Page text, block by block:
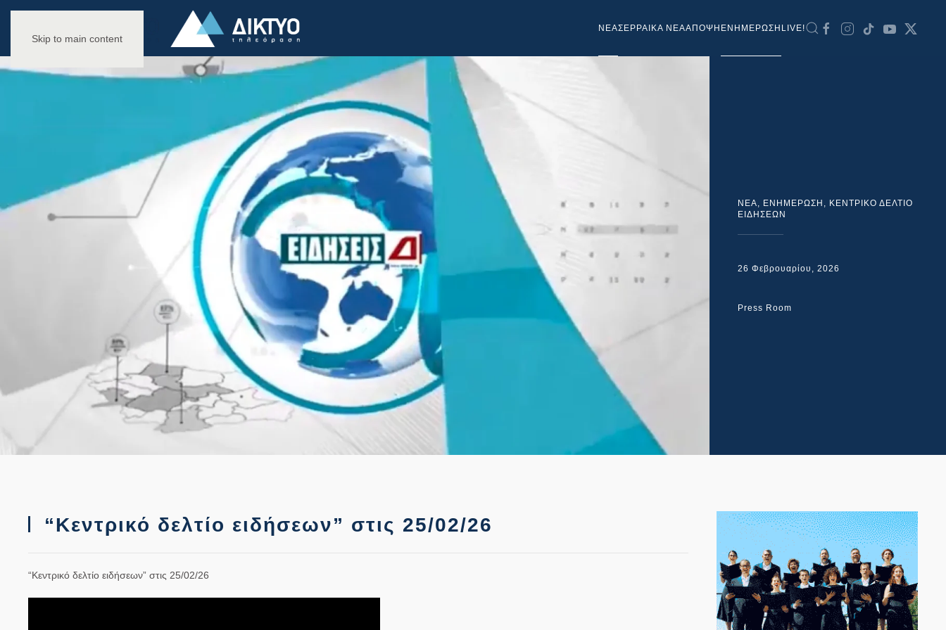
Skip to main content
NEAΣΕΡΡΑΙΚΑ ΝΕΑΑΠΟΨΗ ΕΝΗΜΕΡΩΣΗ LIVE!
NEA, ΕΝΗΜΕΡΩΣΗ , ΚΕΝΤΡΙΚΟ ΔΕΛΤΙΟ
ΕΙΔΗΣΕΩΝ
26 Φεβρουαρίου, 2026
Press Room
“Κεντρικό δελτίο ειδήσεων” στις 25/02/26
“Κεντρικό δελτίο ειδήσεων” στις 25/02/26